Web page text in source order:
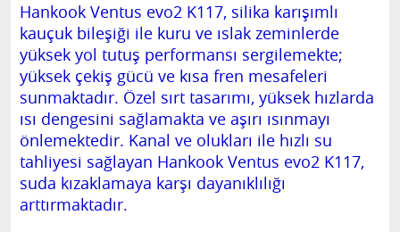
Hankook Ventus evo2 K117, silika karışımlı
kauçuk bileşiği ile kuru ve ıslak zeminlerde
yüksek yol tutuş performansı sergilemekte;
yüksek çekiş gücü ve kısa fren mesafeleri
sunmaktadır. Özel sırt tasarımı, yüksek hızlarda
ısı dengesini sağlamakta ve aşırı ısınmayı
önlemektedir. Kanal ve olukları ile hızlı su
tahliyesi sağlayan Hankook Ventus evo2 K117,
suda kızaklamaya karşı dayanıklılığı
arttırmaktadır.